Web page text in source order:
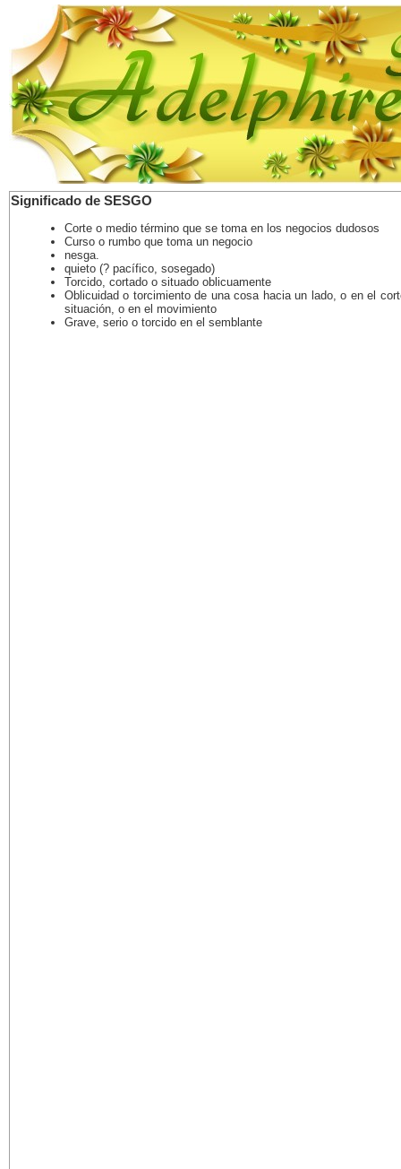
Significado de SESGO
Corte o medio término que se toma en los negocios dudosos
Curso o rumbo que toma un negocio
nesga.
quieto (? pacífico, sosegado)
Torcido, cortado o situado oblicuamente
Oblicuidad o torcimiento de una cosa hacia un lado, o en el
situación, o en el movimiento
Grave, serio o torcido en el semblante